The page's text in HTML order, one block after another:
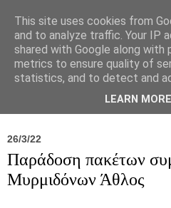
Σύλλογος
26/3/22
Παράδοση πακέτων
Μυρμιδόνων Άθλος
This site uses cookies from
and to analyze traffic. Your IP
shared with Google along with
metrics to ensure quality of
statistics, and to detect and
LEARN MORE